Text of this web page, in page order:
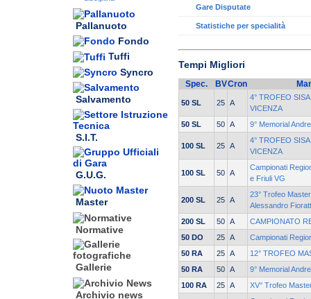
Pallanuoto
Fondo
Tuffi
Syncro
Salvamento
S.I.T.
G.U.G.
Master
Normative
Gallerie
Archivio news
Gare Disputate
Statistiche per specialità
Tempi Migliori
Spec. BVCron
50 SL 25 A
4° TROFEO
VICENZA
50 SL
50 A 9° Memorial
100 SL 25 A
4° TROFEO
VICENZA
100 SL 50 A
Campionati
e Friuli VG
200 SL 25 A
23° Trofeo
Alessandro
200 SL
50 A
CAMPIONATO
50 DO
25 A
Campionati
50 RA
25 A
12° TROFEO
50 RA
50 A
9° Memorial
100 RA
25 A XV° Trofeo